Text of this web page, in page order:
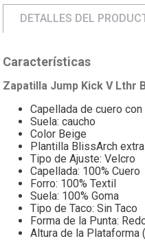
DETALLES DEL
Características
Zapatilla Jump Kick V Lthr
Capellada de cuero
Suela: caucho
Color Beige
Plantilla BlissArch
Tipo de Ajuste: Velcro
Capellada: 100% Cuero
Forro: 100% Textil
Suela: 100% Goma
Tipo de Taco: Sin Taco
Forma de la Punta:
Altura de la Plataforma